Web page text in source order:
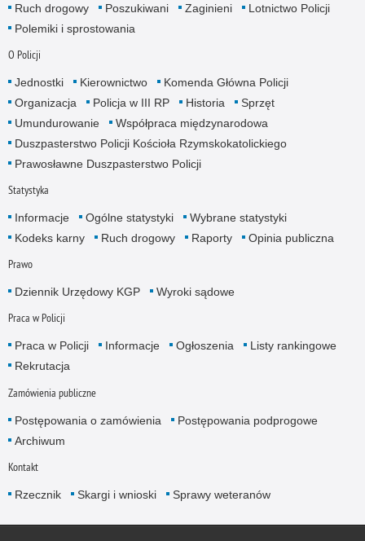
Ruch drogowy
Poszukiwani Zaginieni
Lotnictwo Policji
Polemiki i sprostowania
O Policji
Jednostki Kierownictwo
Komenda Główna Policji
Organizacja
Policja w III RP Historia
Sprzęt
Umundurowanie
Współpraca międzynarodowa
Duszpasterstwo Policji Kościoła Rzymskokatolickiego
Prawosławne Duszpasterstwo Policji
Statystyka
Informacje Ogólne statystyki
Wybrane statystyki
Kodeks karny
Ruch drogowy Raporty Opinia publiczna
Prawo
Dziennik Urzędowy KGP Wyroki sądowe
Praca w Policji
Praca w Policji Informacje Ogłoszenia
Listy rankingowe
Rekrutacja
Zamówienia publiczne
Postępowania o zamówienia
Postępowania podprogowe
Archiwum
Kontakt
Rzecznik Skargi i wnioski Sprawy weteranów